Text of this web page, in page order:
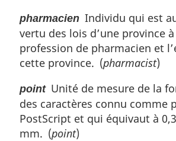
pharmacien Individu qui est
vertu des lois d’une province
profession de pharmacien et
cette province. (pharmacist)
pointUnité de mesure de la
des caractères connu comme
PostScript et qui équivaut à
mm. (point)